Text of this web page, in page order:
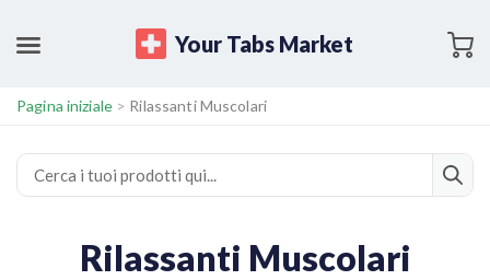
Your Tabs Market
Pagina iniziale> Rilassanti Muscolari
Rilassanti Muscolari